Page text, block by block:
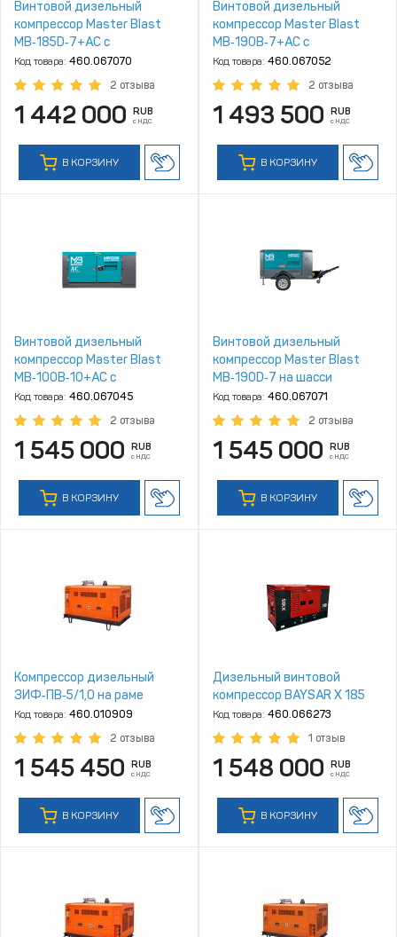
Винтовой дизельный
компрессор Master Blast
MB‑185D‑7+AC с
осушителем, на шасси
Код товара: 460.067070
2 отзыва
1 442 000 RUB
с НДС
В КОРЗИНУ
Винтовой дизельный
компрессор Master Blast
MB‑190B‑7+АС с
осушителем, на раме
Код товара: 460.067052
2 отзыва
1 493 500 RUB
с НДС
В КОРЗИНУ
Винтовой дизельный
компрессор Master Blast
MB‑100В‑10+АС с
осушителем, на раме
Код товара: 460.067045
2 отзыва
1 545 000 RUB
с НДС
В КОРЗИНУ
Винтовой дизельный
компрессор Master Blast
MB‑190D‑7 на шасси
Код товара: 460.067071
2 отзыва
1 545 000 RUB
с НДС
В КОРЗИНУ
Компрессор дизельный
ЗИФ‑ПВ‑5/1,0 на раме
Код товара: 460.010909
2 отзыва
1 545 450 RUB
с НДС
В КОРЗИНУ
Дизельный винтовой
компрессор BAYSAR Х 185
Код товара: 460.066273
1 отзыв
1 548 000 RUB
с НДС
В КОРЗИНУ